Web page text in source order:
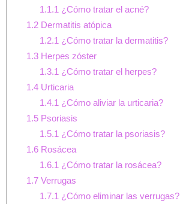
1.1.1 ¿Cómo tratar el acné?
1.2Dermatitis atópica
1.2.1 ¿Cómo tratar la dermatitis?
1.3Herpes zóster
1.3.1 ¿Cómo tratar el herpes?
1.4Urticaria
1.4.1 ¿Cómo aliviar la urticaria?
1.5Psoriasis
1.5.1 ¿Cómo tratar la psoriasis?
1.6Rosácea
1.6.1 ¿Cómo tratar la rosácea?
1.7Verrugas
1.7.1 ¿Cómo eliminar las verrugas?